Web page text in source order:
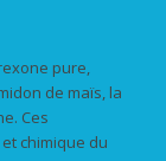
pure,
de maïs, la
Ces
chimique du